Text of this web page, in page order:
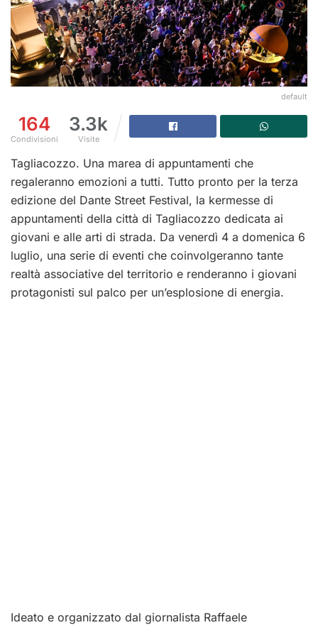
default
164
Condivisioni
3.3k
Visite
Tagliacozzo. Una marea di appuntamenti che
regaleranno emozioni a tutti. Tutto pronto per la terza
edizione del Dante Street Festival, la kermesse di
appuntamenti della città di Tagliacozzo dedicata ai
giovani e alle arti di strada. Da venerdì 4 a domenica 6
luglio, una serie di eventi che coinvolgeranno tante
realtà associative del territorio e renderanno i giovani
protagonisti sul palco per un’esplosione di energia.
Ideato e organizzato dal giornalista Raffaele